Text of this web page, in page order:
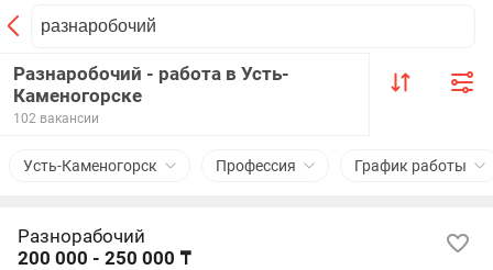
Разнаробочий - работа в Усть-
Каменогорске
102 вакансии
Усть-Каменогорск Профессия График работы
Разнорабочий
200 000 - 250 000 ₸